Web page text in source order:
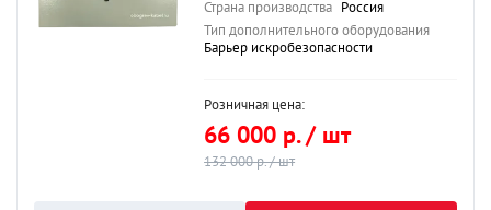
Страна производства Россия
Тип дополнительного оборудования
Барьер искробезопасности
Розничная цена:
66 000 р. / шт
132 000 р. / шт